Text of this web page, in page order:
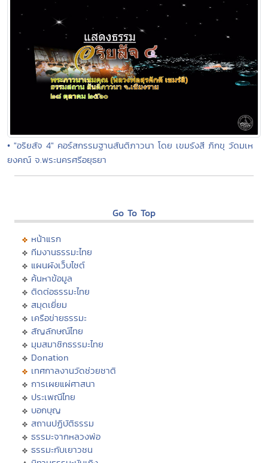
• "อริยสัจ 4" คอร์สกรรมฐานสันติภาวนา โดย เขมรังสี ภิกขุ วัดมเห
ยงคณ์ จ.พระนครศรีอยุธยา
Go To Top
หน้าแรก
ทีมงานธรรมะไทย
แผนผังเว็บไซต์
ค้นหาข้อมูล
ติดต่อธรรมะไทย
สมุดเยี่ยม
เครือข่ายธรรมะ
สัญลักษณ์ไทย
มุมสมาชิกธรรมะไทย
Donation
เทศกาลงานวัดช่วยชาติ
การเผยแผ่ศาสนา
ประเพณีไทย
บอกบุญ
สถานปฏิบัติธรรม
ธรรมะจากหลวงพ่อ
ธรรมะกับเยาวชน